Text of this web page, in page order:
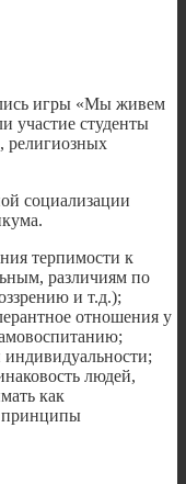
игры «Мы живем
участие студенты
религиозных
социализации
терпимости к
различиям по
и т.д.);
отношения у
людей,
как
принципы